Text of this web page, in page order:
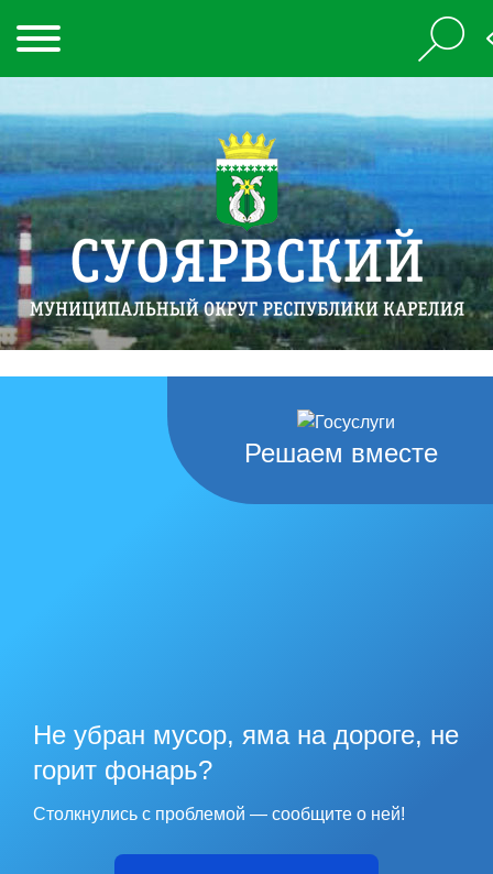
Решаем вместе
Не убран мусор, яма на дороге, не
горит фонарь?
Столкнулись с проблемой — сообщите о ней!